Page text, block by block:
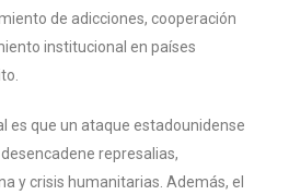
de adicciones, cooperación
institucional en países
es que un ataque estadounidense
represalias,
y crisis humanitarias. Además, el